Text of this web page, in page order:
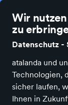
Wir
zu
Datenschutz -
atalanda und
Technologien,
sicher laufen,
Ihnen in
Alle Kategorien